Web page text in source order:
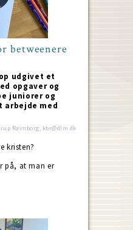
betweenere
udgivet et
opgaver og
juniorer og
arbejde med
Ravnborg, kbr@dlm.dk
kristen?
på, at man er